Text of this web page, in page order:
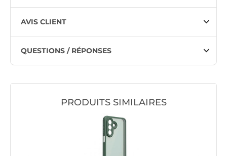
AVIS CLIENT
QUESTIONS / RÉPONSES
PRODUITS SIMILAIRES